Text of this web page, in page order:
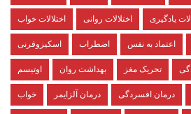
اختلالات خواب اختلالات روانی یادگیری
اسکیزوفرنی اضطراب اعتماد به نفس
اوتیسم بهداشت روان تحریک مغز
خواب درمان آلزایمر درمان افسردگی